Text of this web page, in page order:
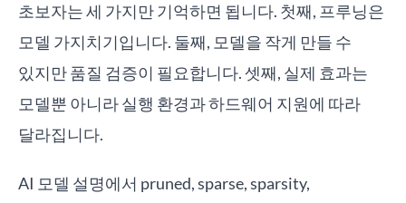
초보자는 세 가지만 기억하면 됩니다. 첫째, 프루닝은
모델 가지치기입니다. 둘째, 모델을 작게 만들 수
있지만 품질 검증이 필요합니다. 셋째, 실제 효과는
모델뿐 아니라 실행 환경과 하드웨어 지원에 따라
달라집니다.
AI 모델 설명에서 pruned, sparse, sparsity,